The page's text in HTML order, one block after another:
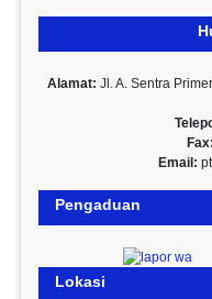
Alamat: Jl. A. Sentra
Fax:
Email:
Pengaduan
Lokasi